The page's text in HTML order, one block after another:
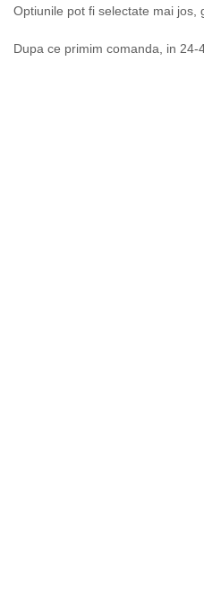
Optiunile pot fi selectate mai jos,
Dupa ce primim comanda, in